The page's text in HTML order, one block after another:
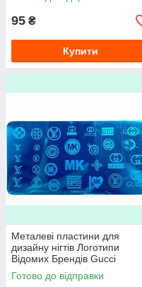
хром круглий. Кольори в
ассортименті.
95 ₴
Купити
Металеві пластини для
дизайну нігтів Логотипи
Відомих Брендів Gucci
Стемпинг пластини для нігтів
Готово до відправки